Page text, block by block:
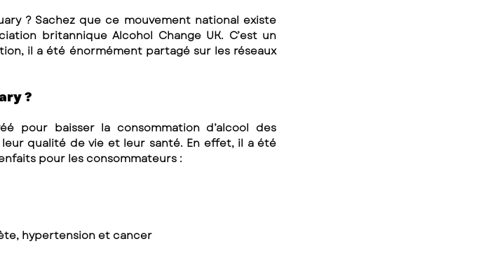
? Sachez que ce mouvement national existe
britannique Alcohol Change UK. C’est un
il a été énormément partagé sur les réseaux
?
pour baisser la consommation d’alcool des
qualité de vie et leur santé. En effet, il a été
pour les consommateurs :
hypertension et cancer